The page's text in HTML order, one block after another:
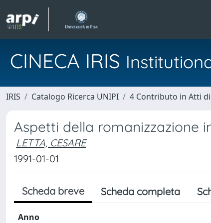
CINECA IRIS
IRIS Catalogo Ricerca UNIPI 4 Contributo in Atti
Aspetti della romanizzazione
LETTA, CESARE
1991-01-01
Scheda breve Scheda completa
Anno